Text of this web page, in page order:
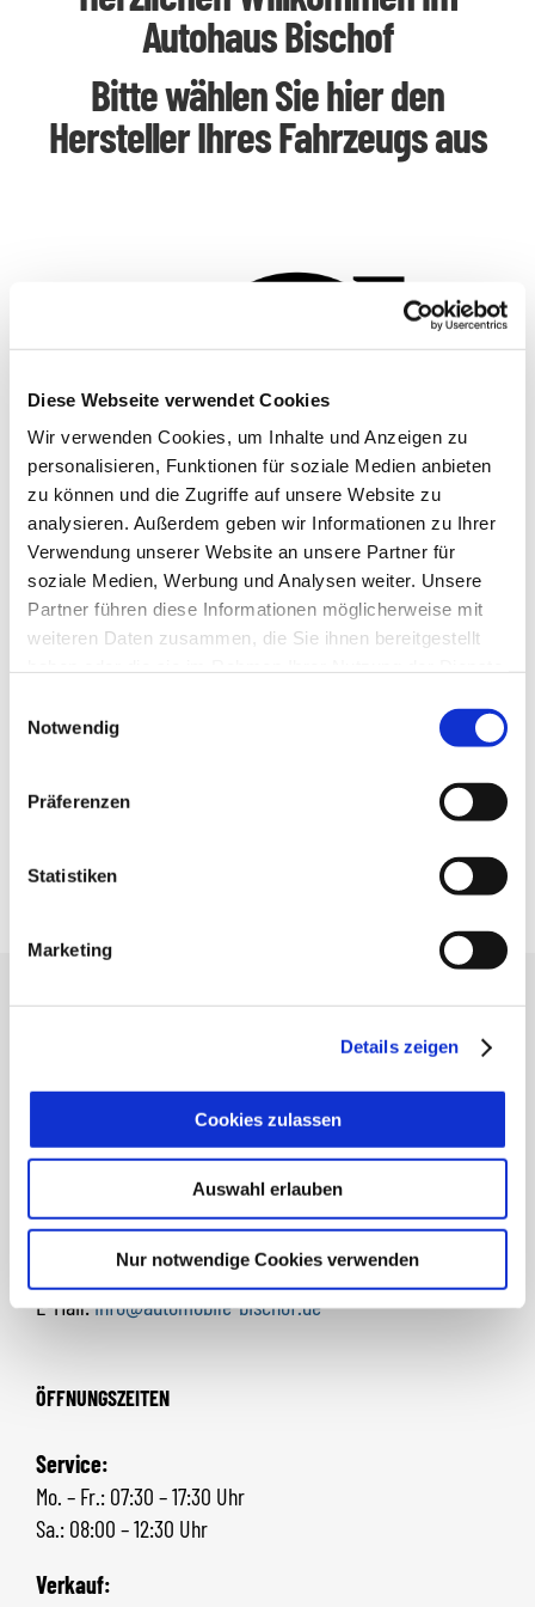
Diese Webseite verwendet Cookies
Wir verwenden Cookies, um Inhalte und Anzeigen zu
personalisieren, Funktionen für soziale Medien anbieten
zu können und die Zugriffe auf unsere Website zu
analysieren. Außerdem geben wir Informationen zu Ihrer
Verwendung unserer Website an unsere Partner für
soziale Medien, Werbung und Analysen weiter. Unsere
Partner führen diese Informationen möglicherweise mit
weiteren Daten zusammen, die Sie ihnen bereitgestellt
Notwendig
Präferenzen
Statistiken
Marketing
Details zeigen
Cookies zulassen
Auswahl erlauben
Nur notwendige Cookies verwenden
Autohaus Bischof
Bitte wählen Sie hier den
Hersteller Ihres Fahrzeugs aus
52531 Übach-Palenberg
Telefon: 02404/913020
E-Mail:info@automobile-bischof.de
ÖFFNUNGSZEITEN
Service:
Mo. – Fr.: 07:30 – 17:30 Uhr
Sa.: 08:00 – 12:30 Uhr
Verkauf: